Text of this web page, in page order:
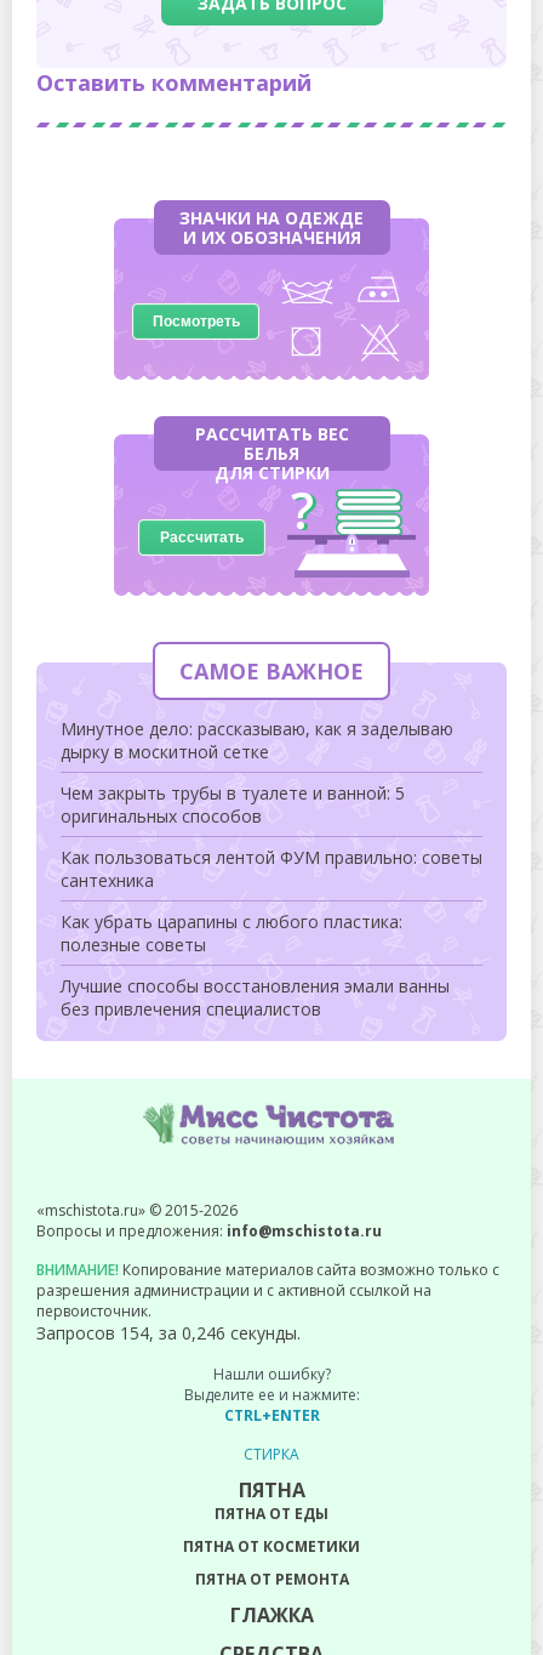
Оставить комментарий
ЗНАЧКИ НА ОДЕЖДЕ
И ИХ ОБОЗНАЧЕНИЯ
Посмотреть
РАССЧИТАТЬ ВЕС
БЕЛЬЯ
ДЛЯ СТИРКИ
Рассчитать
САМОЕ ВАЖНОЕ
Минутное дело: рассказываю, как я заделываю
дырку в москитной сетке
Чем закрыть трубы в туалете и ванной: 5
оригинальных способов
Как пользоваться лентой ФУМ правильно: советы
сантехника
Как убрать царапины с любого пластика:
полезные советы
Лучшие способы восстановления эмали ванны
без привлечения специалистов
«mschistota.ru» © 2015-2026
Вопросы и предложения: info@mschistota.ru
ВНИМАНИЕ! Копирование материалов сайта возможно только с
разрешения администрации и с активной ссылкой на
первоисточник.
Запросов 154, за 0,246 секунды.
Нашли ошибку?
Выделите ее и нажмите:
CTRL+ENTER
СТИРКА
ПЯТНА
ПЯТНА ОТ ЕДЫ
ПЯТНА ОТ КОСМЕТИКИ
ПЯТНА ОТ РЕМОНТА
ГЛАЖКА